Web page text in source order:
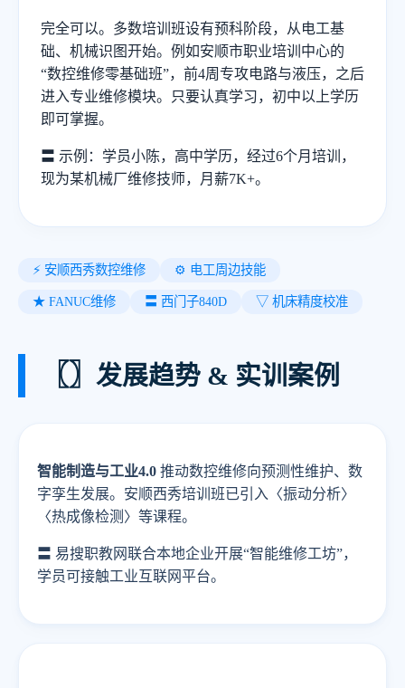
完全可以。多数培训班设有预科阶段，从电工基
础、机械识图开始。例如安顺市职业培训中心的
“数控维修零基础班”，前4周专攻电路与液压，之后
进入专业维修模块。只要认真学习，初中以上学历
即可掌握。
〓 示例：学员小陈，高中学历，经过6个月培训，
现为某机械厂维修技师，月薪7K+。
⚡ 安顺西秀数控维修 ⚙️ 电工周边技能
★ FANUC维修 〓 西门子840D ▽ 机床精度校准
〖〗 发展趋势 & 实训案例
智能制造与工业4.0 推动数控维修向预测性维护、数
字孪生发展。安顺西秀培训班已引入〈振动分析〉
〈热成像检测〉等课程。
〓 易搜职教网联合本地企业开展“智能维修工坊”，
学员可接触工业互联网平台。